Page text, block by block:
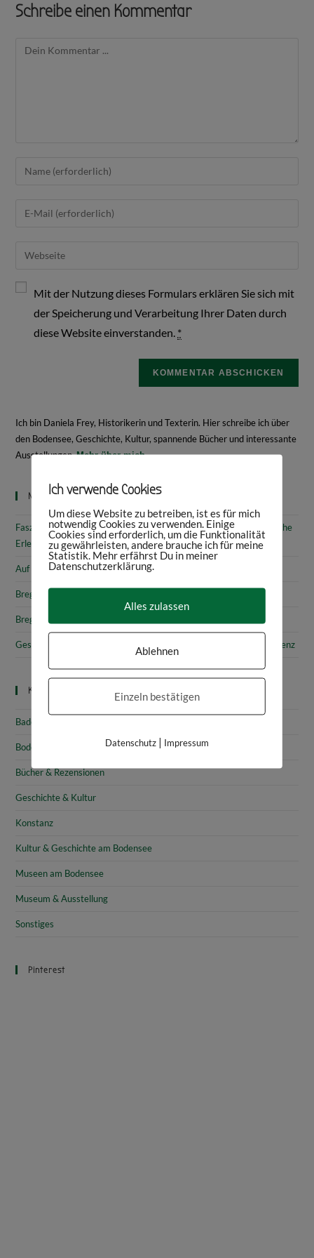
Schreibe einen Kommentar
Mit der Nutzung dieses Formulars erklären Sie sich mit
der Speicherung und Verarbeitung Ihrer Daten durch
diese Website einverstanden. *
Ich bin Daniela Frey, Historikerin und Texterin. Hier schreibe ich über
den Bodensee, Geschichte, Kultur, spannende Bücher und interessante
Ausstellungen.Mehr über mich
Neueste Beiträge
Faszinierende Geschichte & fantastische Kunst: 10 (kunst)historische
Erlebnisse am Bodensee
Auf den Spuren von Annette von Droste-Hülshoff in Meersburg
Bregenz: Kirchen, Kapellen & Kultur
Bregenz: Stadtgeschichte & Sehenswürdigkeiten
Gesammelte Schätze Vorarlbergs: Das vorarlberg museum in Bregenz
Kategorien
Baden-Württemberg
Bodensee
Bücher & Rezensionen
Geschichte & Kultur
Konstanz
Kultur & Geschichte am Bodensee
Museen am Bodensee
Museum & Ausstellung
Sonstiges
Pinterest
Ich verwende Cookies
Um diese Website zu betreiben, ist es für mich
notwendig Cookies zu verwenden. Einige
Cookies sind erforderlich, um die Funktionalität
zu gewährleisten, andere brauche ich für meine
Statistik. Mehr erfährst Du in meiner
Datenschutzerklärung.
Alles zulassen
Ablehnen
Einzeln bestätigen
Datenschutz| Impressum